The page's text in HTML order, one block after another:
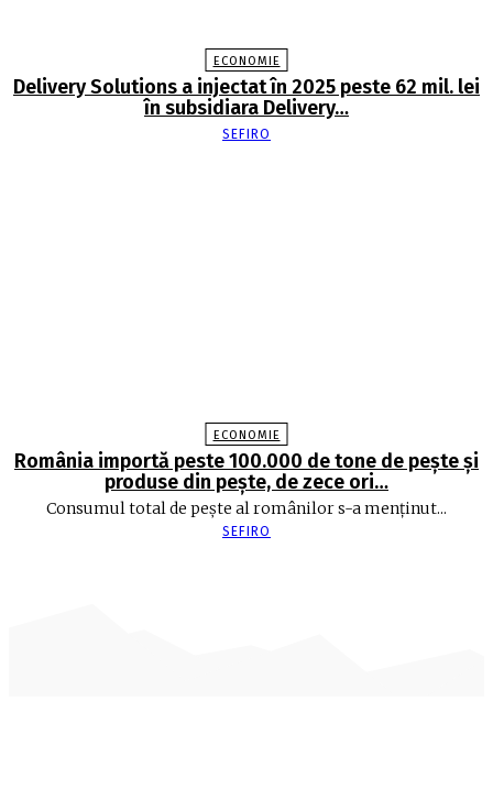
ECONOMIE
Delivery Solutions a injectat în 2025 peste 62 mil. lei
în subsidiara Delivery…
SEFIRO
ECONOMIE
România importă peste 100.000 de tone de peşte şi
produse din peşte, de zece ori…
Consumul total de peşte al ro­mâ­nilor s-a menţinut...
SEFIRO